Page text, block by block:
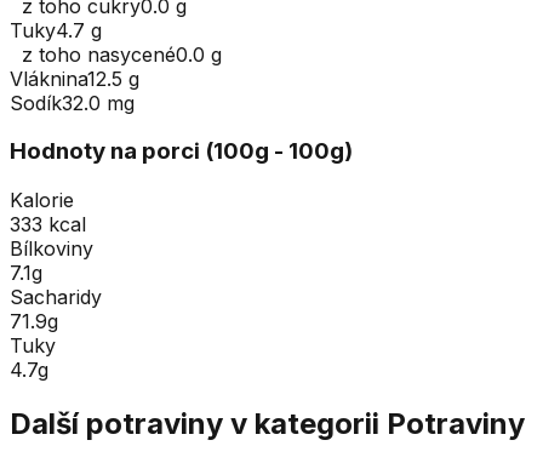
z toho cukry0.0 g
Tuky4.7 g
z toho nasycené0.0 g
Vláknina12.5 g
Sodík32.0 mg
Hodnoty na porci (100g - 100g)
Kalorie
333 kcal
Bílkoviny
7.1g
Sacharidy
71.9g
Tuky
4.7g
Další potraviny v kategorii Potraviny